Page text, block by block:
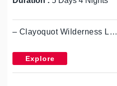
– Clayoquot Wilderness L…
Explore